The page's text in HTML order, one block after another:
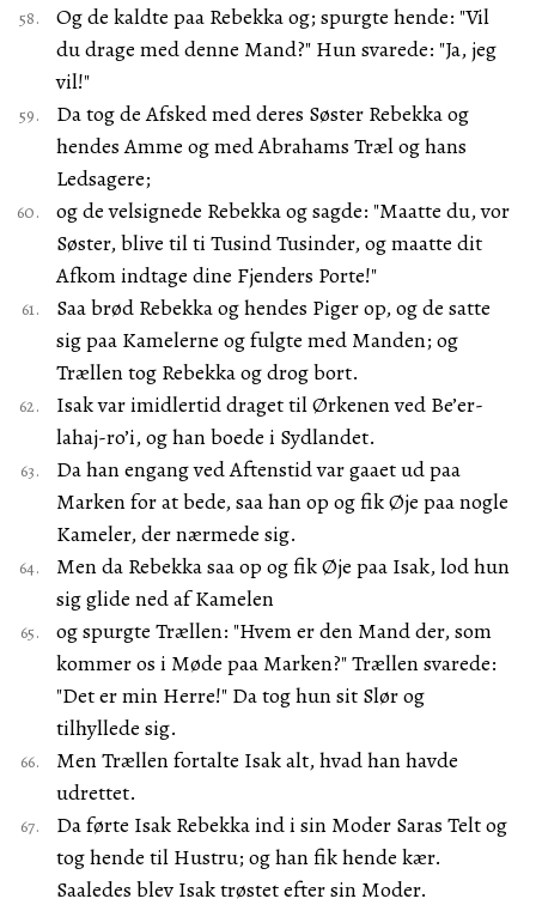
Og de kaldte paa Rebekka og; spurgte hende: "Vil
du drage med denne Mand?" Hun svarede: "Ja, jeg
vil!"
Da tog de Afsked med deres Søster Rebekka og
hendes Amme og med Abrahams Træl og hans
Ledsagere;
og de velsignede Rebekka og sagde: "Maatte du, vor
Søster, blive til ti Tusind Tusinder, og maatte dit
Afkom indtage dine Fjenders Porte!"
Saa brød Rebekka og hendes Piger op, og de satte
sig paa Kamelerne og fulgte med Manden; og
Trællen tog Rebekka og drog bort.
Isak var imidlertid draget til Ørkenen ved Be’er-
lahaj-ro’i, og han boede i Sydlandet.
Da han engang ved Aftenstid var gaaet ud paa
Marken for at bede, saa han op og fik Øje paa nogle
Kameler, der nærmede sig.
Men da Rebekka saa op og fik Øje paa Isak, lod hun
sig glide ned af Kamelen
og spurgte Trællen: "Hvem er den Mand der, som
kommer os i Møde paa Marken?" Trællen svarede:
"Det er min Herre!" Da tog hun sit Slør og
tilhyllede sig.
Men Trællen fortalte Isak alt, hvad han havde
udrettet.
Da førte Isak Rebekka ind i sin Moder Saras Telt og
tog hende til Hustru; og han fik hende kær.
Saaledes blev Isak trøstet efter sin Moder.